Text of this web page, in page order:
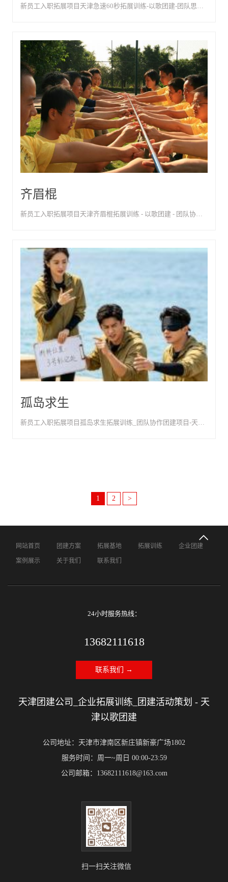
新员工入职拓展项目天津急速60秒拓展训练-以歌团建-团队思维与执行力培训
齐眉棍
新员工入职拓展项目天津齐眉棍拓展训练 - 以歌团建 - 团队协作与专注力培训
孤岛求生
1 2 >
网站首页 团建方案 拓展基地 拓展训练 企业团建
案例展示 关于我们 联系我们
24小时服务热线：
13682111618
联系我们 →
天津团建公司_企业拓展训练_团建活动策划 - 天
津以歌团建
公司地址：天津市津南区新庄镇新豪广场1802
服务时间：周一~周日 00:00-23:59
公司邮箱：13682111618@163.com
扫一扫关注微信